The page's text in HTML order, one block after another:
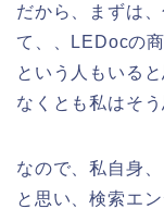
だから、まずは
て、、LEDocの
という人もいる
なくとも私はそ
なので、私自身
と思い、検索エ